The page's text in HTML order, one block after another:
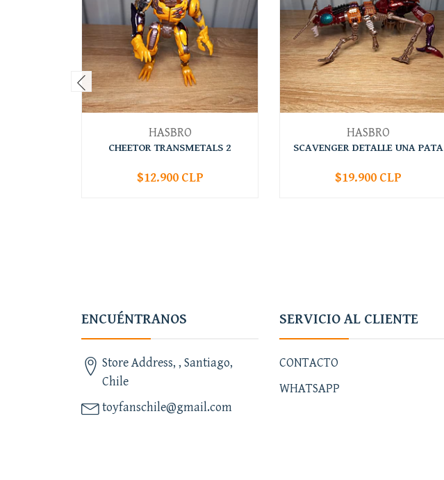
HASBRO
CHEETOR TRANSMETALS 2
+
$12.900 CLP
HASBRO
SCAVENGER DETALLE UNA PATA
+
$19.900 CLP
ENCUÉNTRANOS
Store Address, , Santiago,
Chile
toyfanschile@gmail.com
SERVICIO AL CLIENTE
CONTACTO
WHATSAPP